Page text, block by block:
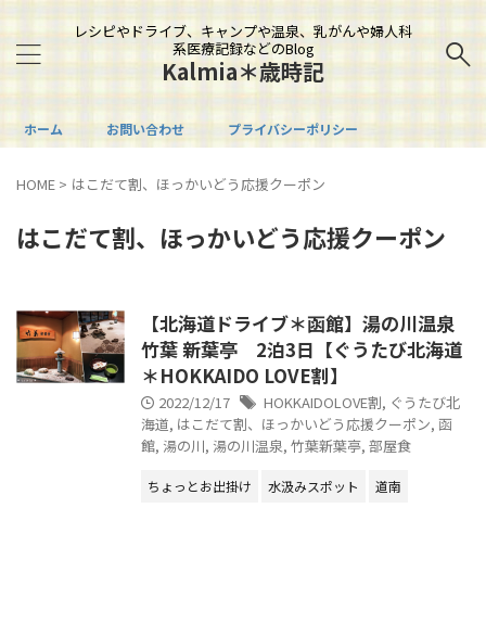
レシピやドライブ、キャンプや温泉、乳がんや婦人科
系医療記録などのBlog
Kalmia＊歳時記
ホーム お問い合わせ プライバシーポリシー
HOME > はこだて割、ほっかいどう応援クーポン
はこだて割、ほっかいどう応援クーポン
【北海道ドライブ＊函館】湯の川温泉
竹葉 新葉亭 2泊3日【ぐうたび北海道
＊HOKKAIDO LOVE割】
2022/12/17 HOKKAIDOLOVE割, ぐうたび北
海道, はこだて割、ほっかいどう応援クーポン, 函
館, 湯の川, 湯の川温泉, 竹葉新葉亭, 部屋食
ちょっとお出掛け 水汲みスポット 道南